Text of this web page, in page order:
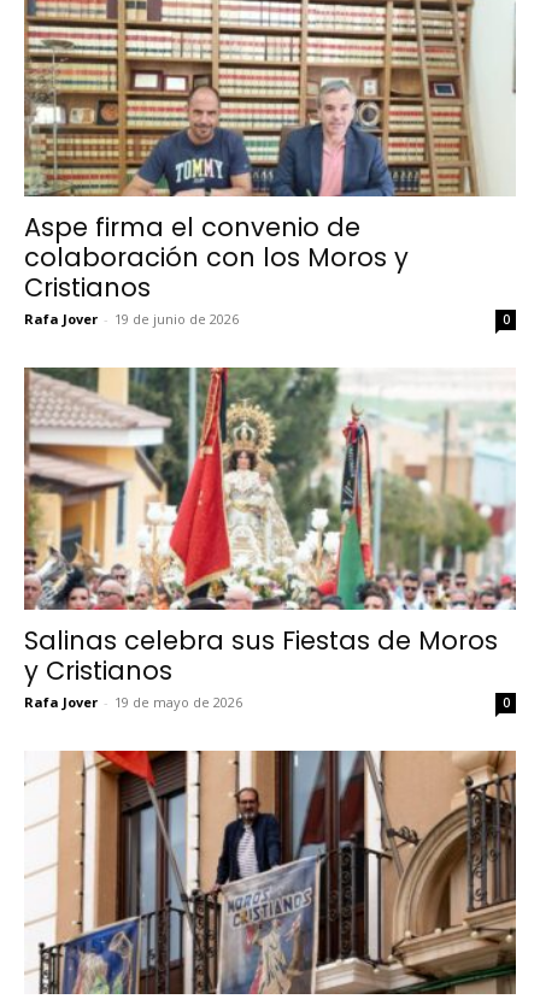
Aspe firma el convenio de
colaboración con los Moros y
Cristianos
Rafa Jover - 19 de junio de 2026 0
Salinas celebra sus Fiestas de Moros
y Cristianos
Rafa Jover - 19 de mayo de 2026 0